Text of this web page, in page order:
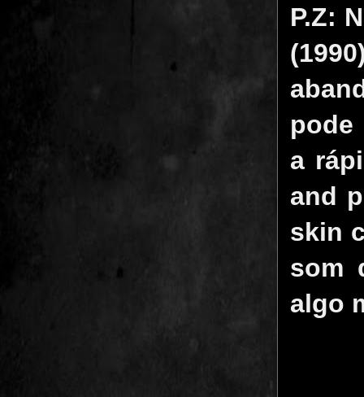
P.Z:
pode
a
and
skin
som
algo